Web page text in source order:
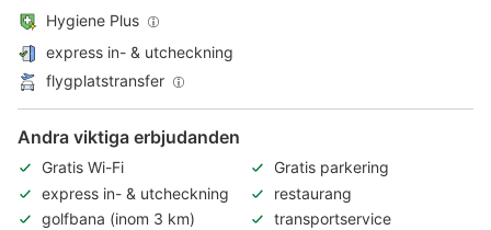
Hygiene Plus
express in- & utcheckning
flygplatstransfer
Andra viktiga erbjudanden
Gratis Wi-Fi
Gratis parkering
express in- & utcheckning
restaurang
golfbana (inom 3 km)
transportservice